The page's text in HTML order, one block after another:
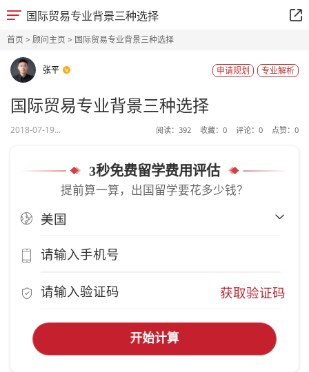
国际贸易专业背景三种选择
首页> 顾问主页> 国际贸易专业背景三种选择
张平 专业解析
申请规划
国际贸易专业背景三种选择
2018-07-19... 阅读： 392 收藏： 0 评论： 0 点赞： 0
3秒免费留学费用评估
提前算一算，出国留学要花多少钱？
获取验证码
开始计算